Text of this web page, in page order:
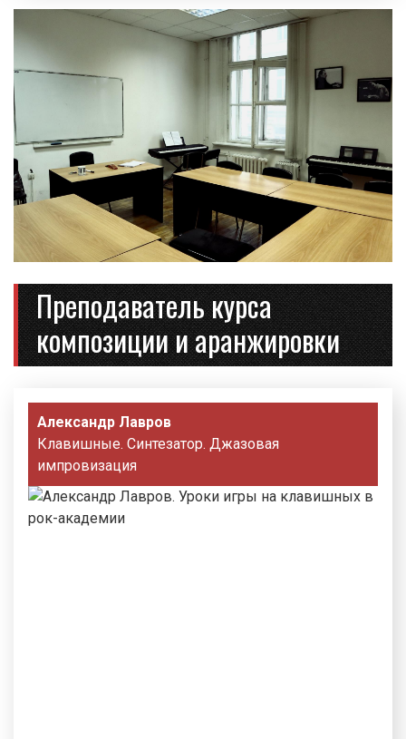
Преподаватель курса
композиции и аранжировки
Александр Лавров
Клавишные. Синтезатор. Джазовая
импровизация